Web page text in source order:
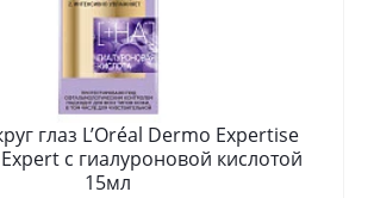
глаз L’Oréal Dermo Expertise
с гиалуроновой кислотой
15мл